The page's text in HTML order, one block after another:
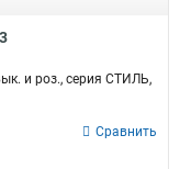
и роз., серия СТИЛЬ,
Сравнить